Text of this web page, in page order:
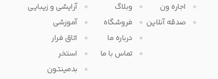
اجاره ون
صدقه آنلاین
وبلاگ
فروشگاه
درباره ما
تماس با ما
آرایشی و زیبایی
آموزشی
اتاق فرار
استخر
بدمینتون